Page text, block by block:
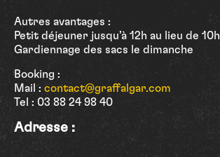
Autres avantages :
Petit déjeuner jusqu’à 12h au lieu de 10h
Gardiennage des sacs le dimanche
Booking :
Mail : contact@graffalgar.com
Tel : 03 88 24 98 40
Adresse :